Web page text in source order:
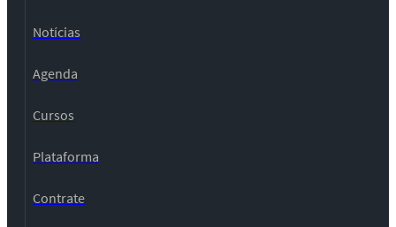
Notícias
Agenda
Cursos
Plataforma
Contrate